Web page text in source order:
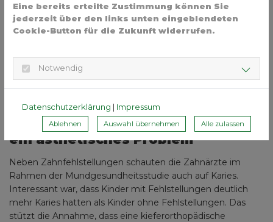
Immer wieder gab es in der Vergangenheit Stimmen, die
kritisierten, dass Kieferorthopäden zu häufig zu einer
Zahnspange raten würden. Die neuen Zahlen der
Es gibt weder eine Unter- noch eine Überversorgung. Denn
der Bedarf – etwa 40 Prozent aller Kinder brauchen eine
Zahnspange – deckt sich weitgehend mit den
Abrechnungsdaten der Kieferorthopäden.
4. Fehlstellungen sind nicht nur
ein ästhetisches Problem
Neben Zahnfehlstellungen schauten die Zahnärzte im
Rahmen der Mundgesundheitsstudie auch auf Karies.
Interessant war, dass Kinder mit Fehlstellungen deutlich
mehr Karies hatten als Kinder ohne Fehlstellungen. Das
stützt die Annahme, dass eine kieferorthopädische
Eine bereits erteilte Zustimmung können Sie
jederzeit über den links unten eingeblendeten
Cookie-Button für die Zukunft widerrufen.
Notwendig
Datenschutzerklärung | Impressum
Ablehnen Auswahl übernehmen Alle zulassen